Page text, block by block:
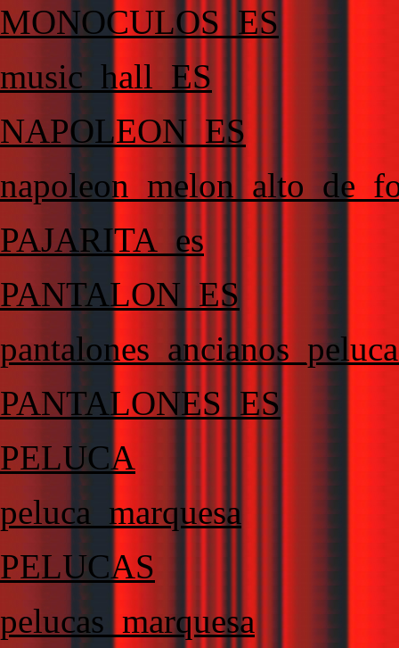
MONOCULOS_ES
music_hall_ES
NAPOLEON_ES
PAJARITA_es
PANTALON_ES
PANTALONES_ES
PELUCA
peluca_marquesa
PELUCAS
pelucas_marquesa